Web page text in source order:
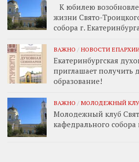
К юбилею
жизни Свято-
собора г.
ВАЖНО / НОВОСТИ
Екатеринбургская
приглашает получить
образование!
ВАЖНО / МОЛОДЕЖНЫЙ
Молодежный клуб
кафедрального собора